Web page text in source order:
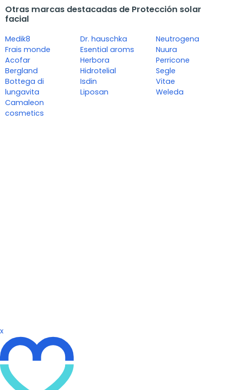
Otras marcas destacadas de Protección solar
facial
Medik8
Frais monde
Acofar
Bergland
Bottega di
lungavita
Camaleon
cosmetics
Dr. hauschka
Esential aroms
Herbora
Hidrotelial
Isdin
Liposan
Neutrogena
Nuura
Perricone
Segle
Vitae
Weleda
x